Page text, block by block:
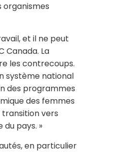
organismes
et il ne peut
Canada. La
les contrecoups.
système national
des programmes
des femmes
transition vers
pays. »
en particulier